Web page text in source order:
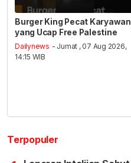
Burger King Pecat Karyawan
yang Ucap Free Palestine
Dailynews - Jumat , 07 Aug 2026,
14:15 WIB
Terpopuler